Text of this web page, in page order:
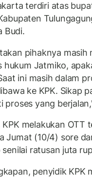
terdiri atas
Budi.
pihaknya masih
Jatmiko,
ini masih dalam
ke KPK. Sikap
proses yang
KPK melakukan OTT
Jumat (10/4) sore
senilai ratusan juta
penyidik KPK